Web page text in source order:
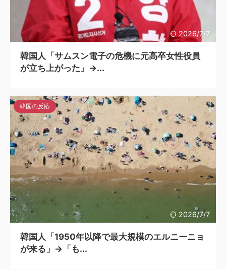
2026/7/7
韓国人「サムスン電子の危機に元高卒女性役員
が立ち上がった」→...
2026/7/7
韓国の反応
韓国人「1950年以降で最大規模のエルニーニョ
が来る」→「も...